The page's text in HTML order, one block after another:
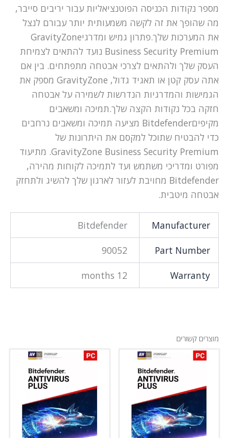
Manufacturer
Bitdefender
Part Number
90052
Warranty
12 months
מוצרים קשורים